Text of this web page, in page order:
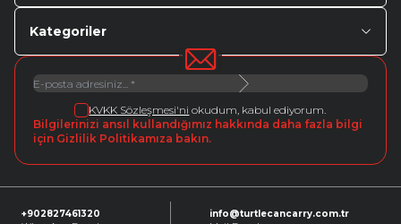
Kategoriler
KVKK Sözleşmesi'ni okudum, kabul ediyorum.
Bilgilerinizi ansıl kullandığımız hakkında daha fazla bilgi
için Gizlilik Politikamıza bakın.
+902827461320
info@turtlecancarry.com.tr